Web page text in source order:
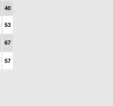
40
53
67
57